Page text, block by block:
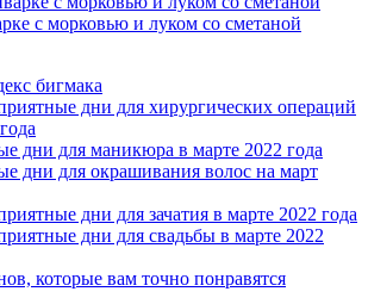
с морковью и луком со сметаной
бигмака
дни для хирургических операций
дни для маникюра в марте 2022 года
дни для окрашивания волос на март
дни для зачатия в марте 2022 года
дни для свадьбы в марте 2022
которые вам точно понравятся